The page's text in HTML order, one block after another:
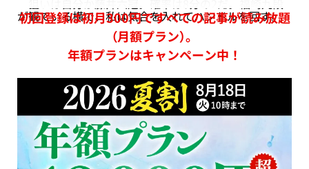
が観ている横で、私は気合を入れてハンドルを回す。
初回登録は初月300円ですべての記事が読み放題
（月額プラン）。
年額プランはキャンペーン中！